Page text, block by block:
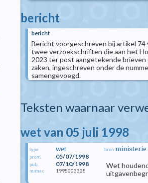
bericht
bericht
Bericht voorgeschreven bij artikel 74
twee verzoekschriften die aan het
2023 ter post aangetekende
zaken, ingeschreven onder de
samengevoegd.
Teksten waarnaar
wet van 05 juli 1998
type wet
prom. 05/07/1998
pub. 07/10/1998
numac 1998003328
bron ministerie
Wet